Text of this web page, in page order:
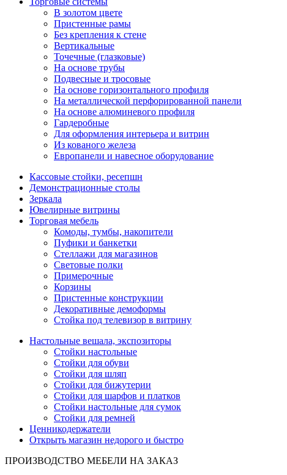
В золотом цвете
Пристенные рамы
Без крепления к стене
Вертикальные
Точечные (глазковые)
На основе трубы
Подвесные и тросовые
На основе горизонтального профиля
На металлической перфорированной панели
На основе алюминевого профиля
Гардеробные
Для оформления интерьера и витрин
Из кованого железа
Европанели и навесное оборудование
Кассовые стойки, ресепшн
Демонстрационные столы
Зеркала
Ювелирные витрины
Торговая мебель
Комоды, тумбы, накопители
Пуфики и банкетки
Стеллажи для магазинов
Световые полки
Примерочные
Корзины
Пристенные конструкции
Декоративные демоформы
Стойка под телевизор в витрину
Настольные вешала, экспозиторы
Стойки настольные
Стойки для обуви
Стойки для шляп
Стойки для бижутерии
Стойки для шарфов и платков
Стойки настольные для сумок
Стойки для ремней
Ценникодержатели
Открыть магазин недорого и быстро
ПРОИЗВОДСТВО МЕБЕЛИ НА ЗАКАЗ